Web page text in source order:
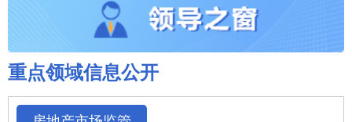
重点领域信息公开